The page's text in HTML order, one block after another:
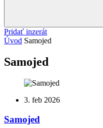
Pridať inzerát
Úvod Samojed
Samojed
3. feb 2026
Samojed